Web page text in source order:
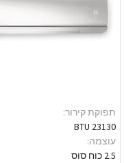
תפוקת קירור:
23130 BTU
עוצמה:
2.5 כוח סוס